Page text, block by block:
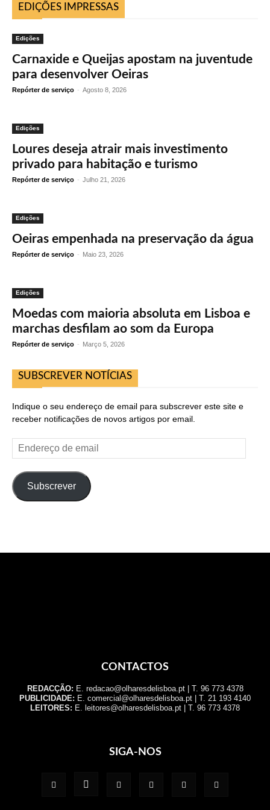
EDIÇÕES IMPRESSAS
Edições
Carnaxide e Queijas apostam na juventude
para desenvolver Oeiras
Repórter de serviço - Agosto 8, 2026
Edições
Loures deseja atrair mais investimento
privado para habitação e turismo
Repórter de serviço - Julho 21, 2026
Edições
Oeiras empenhada na preservação da água
Repórter de serviço - Maio 23, 2026
Edições
Moedas com maioria absoluta em Lisboa e
marchas desfilam ao som da Europa
Repórter de serviço - Março 5, 2026
SUBSCREVER NOTÍCIAS
Indique o seu endereço de email para subscrever este site e
receber notificações de novos artigos por email.
Endereço
de
Subscrever
CONTACTOS
REDACÇÃO: E. redacao@olharesdelisboa.pt | T. 96 773 4378
PUBLICIDADE: E. comercial@olharesdelisboa.pt | T. 21 193 4140
LEITORES: E. leitores@olharesdelisboa.pt | T. 96 773 4378
SIGA-NOS